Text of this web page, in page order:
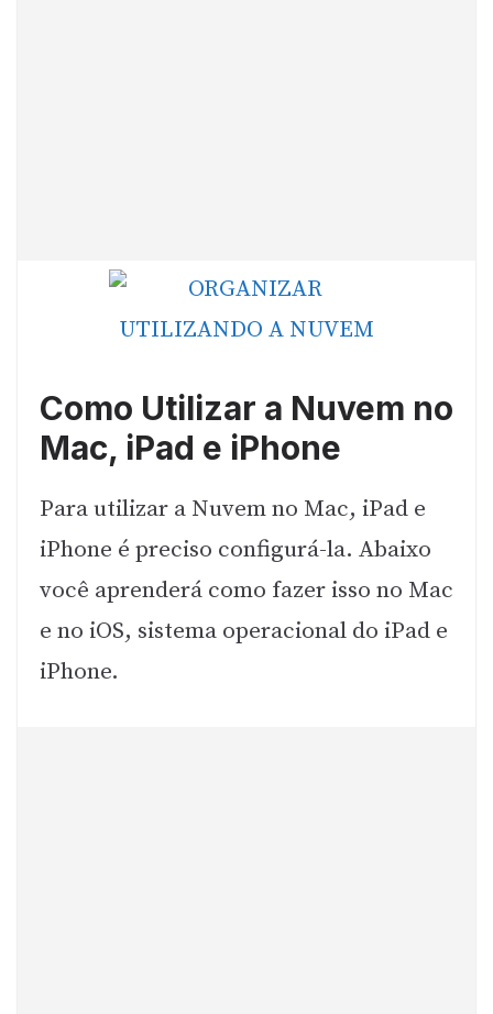
Como Utilizar a Nuvem no
Mac, iPad e iPhone
Para utilizar a Nuvem no Mac, iPad e
iPhone é preciso configurá-la. Abaixo
você aprenderá como fazer isso no Mac
e no iOS, sistema operacional do iPad e
iPhone.